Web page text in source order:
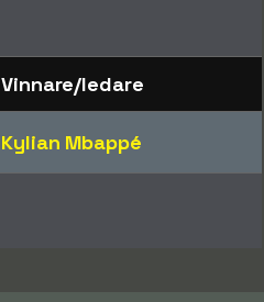
Vinnare/ledare
Kylian Mbappé